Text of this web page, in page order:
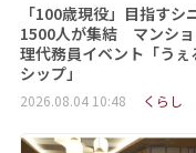
「100歳現役」目指すシ
1500人が集結 マンシ
理代務員イベント「うぇ
シップ」
2026.08.04 10:48 くらし